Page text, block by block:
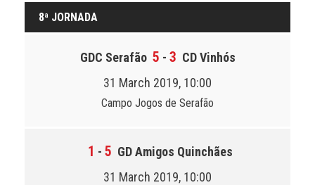
8ª JORNADA
GDC Serafão 5 - 3 CD Vinhós
31 March 2019, 10:00
Campo Jogos de Serafão
1 - 5 GD Amigos Quinchães
31 March 2019, 10:00